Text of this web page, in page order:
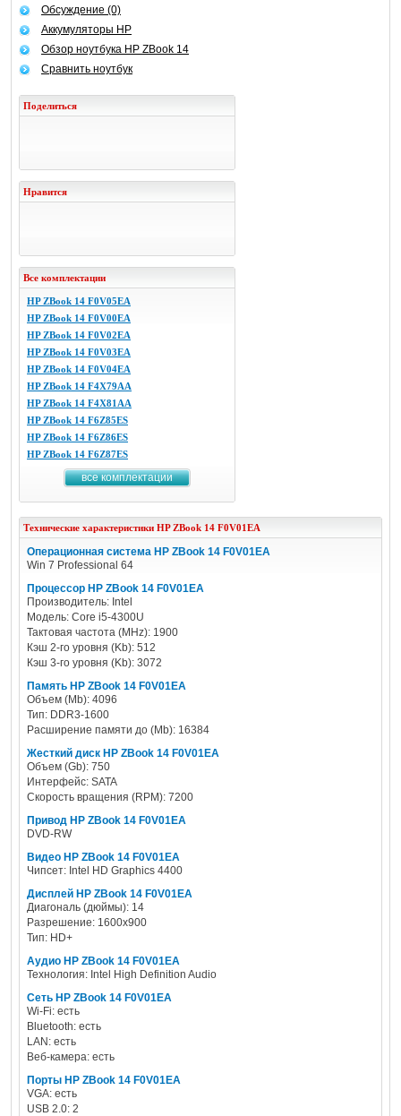
Обсуждение (0)
Аккумуляторы HP
Обзор ноутбука HP ZBook 14
Сравнить ноутбук
Поделиться
Нравится
Все комплектации
HP ZBook 14 F0V05EA
HP ZBook 14 F0V00EA
HP ZBook 14 F0V02EA
HP ZBook 14 F0V03EA
HP ZBook 14 F0V04EA
HP ZBook 14 F4X79AA
HP ZBook 14 F4X81AA
HP ZBook 14 F6Z85ES
HP ZBook 14 F6Z86ES
HP ZBook 14 F6Z87ES
все комплектации
Технические характеристики HP ZBook 14 F0V01EA
Операционная система HP ZBook 14 F0V01EA
Win 7 Professional 64
Процессор HP ZBook 14 F0V01EA
Производитель: Intel
Модель: Core i5-4300U
Тактовая частота (MHz): 1900
Кэш 2-го уровня (Kb): 512
Кэш 3-го уровня (Kb): 3072
Память HP ZBook 14 F0V01EA
Объем (Mb): 4096
Тип: DDR3-1600
Расширение памяти до (Mb): 16384
Жесткий диск HP ZBook 14 F0V01EA
Объем (Gb): 750
Интерфейс: SATA
Скорость вращения (RPM): 7200
Привод HP ZBook 14 F0V01EA
DVD-RW
Видео HP ZBook 14 F0V01EA
Чипсет: Intel HD Graphics 4400
Дисплей HP ZBook 14 F0V01EA
Диагональ (дюймы): 14
Разрешение: 1600x900
Тип: HD+
Аудио HP ZBook 14 F0V01EA
Технология: Intel High Definition Audio
Сеть HP ZBook 14 F0V01EA
Wi-Fi: есть
Bluetooth: есть
LAN: есть
Веб-камера: есть
Порты HP ZBook 14 F0V01EA
VGA: есть
USB 2.0: 2